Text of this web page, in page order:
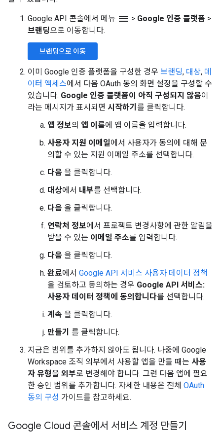
Google API 콘솔에서 메뉴 menu > Google 인증 플랫폼 >
브랜딩으로 이동합니다.
브랜딩으로 이동
이미 Google 인증 플랫폼을 구성한 경우 브랜딩, 대상, 데
이터 액세스에서 다음 OAuth 동의 화면 설정을 구성할 수
있습니다. Google 인증 플랫폼이 아직 구성되지 않음이
라는 메시지가 표시되면 시작하기 를 클릭합니다.
앱 정보의 앱 이름에 앱 이름을 입력합니다.
사용자 지원 이메일에서 사용자가 동의에 대해 문
의할 수 있는 지원 이메일 주소를 선택합니다.
다음 을 클릭합니다.
대상에서 내부를 선택합니다.
다음 을 클릭합니다.
연락처 정보에서 프로젝트 변경사항에 관한 알림을
받을 수 있는 이메일 주소를 입력합니다.
다음 을 클릭합니다.
완료에서 Google API 서비스 사용자 데이터 정책
을 검토하고 동의하는 경우 Google API 서비스:
사용자 데이터 정책에 동의합니다를 선택합니다.
계속 을 클릭합니다.
만들기 를 클릭합니다.
지금은 범위를 추가하지 않아도 됩니다. 나중에 Google
Workspace 조직 외부에서 사용할 앱을 만들 때는 사용
자 유형을 외부로 변경해야 합니다. 그런 다음 앱에 필요
한 승인 범위를 추가합니다. 자세한 내용은 전체 OAuth
동의 구성 가이드를 참고하세요.
Google Cloud 콘솔에서 서비스 계정 만들기